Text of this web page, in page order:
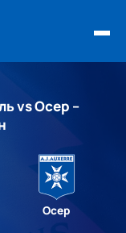
vs Осер –
Осер